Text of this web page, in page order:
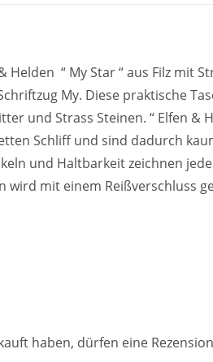
“ My Star “ aus Filz mit
My. Diese praktische
und Strass Steinen. “ Elfen
Schliff und sind dadurch
und Haltbarkeit zeichnen
mit einem Reißverschluss
haben, dürfen eine